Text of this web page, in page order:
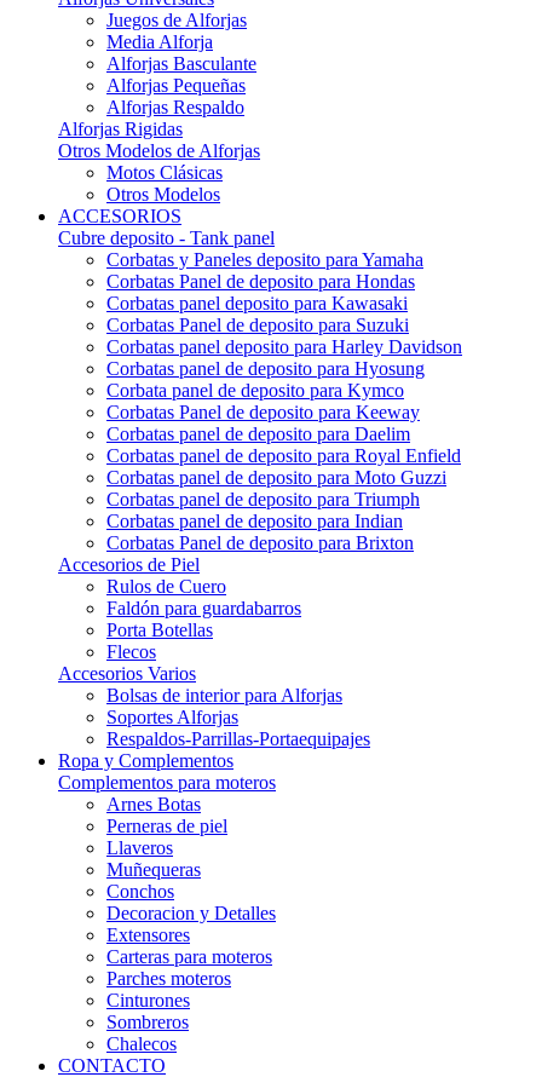
Juegos de Alforjas
Media Alforja
Alforjas Basculante
Alforjas Pequeñas
Alforjas Respaldo
Alforjas Rigidas
Otros Modelos de Alforjas
Motos Clásicas
Otros Modelos
ACCESORIOS
Cubre deposito - Tank panel
Corbatas y Paneles deposito para Yamaha
Corbatas Panel de deposito para Hondas
Corbatas panel deposito para Kawasaki
Corbatas Panel de deposito para Suzuki
Corbatas panel deposito para Harley Davidson
Corbatas panel de deposito para Hyosung
Corbata panel de deposito para Kymco
Corbatas Panel de deposito para Keeway
Corbatas panel de deposito para Daelim
Corbatas panel de deposito para Royal Enfield
Corbatas panel de deposito para Moto Guzzi
Corbatas panel de deposito para Triumph
Corbatas panel de deposito para Indian
Corbatas Panel de deposito para Brixton
Accesorios de Piel
Rulos de Cuero
Faldón para guardabarros
Porta Botellas
Flecos
Accesorios Varios
Bolsas de interior para Alforjas
Soportes Alforjas
Respaldos-Parrillas-Portaequipajes
Ropa y Complementos
Complementos para moteros
Arnes Botas
Perneras de piel
Llaveros
Muñequeras
Conchos
Decoracion y Detalles
Extensores
Carteras para moteros
Parches moteros
Cinturones
Sombreros
Chalecos
CONTACTO